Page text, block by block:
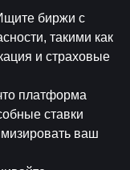
биржи с
такими как
и страховые
платформа
ставки
ваш